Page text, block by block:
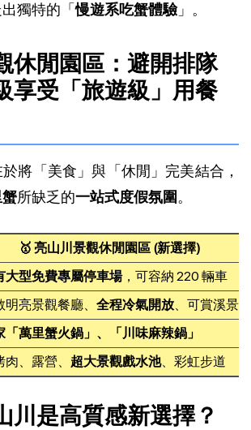
獨特的「慢遊系吃蟹體驗」。
休閒園區：避開排隊
享受「旅遊級」用餐
將「美食」與「休閒」完美結合，
所缺乏的一站式度假氛圍。
🥇 亮山川景觀休閒園區 (新選擇)
大型免費專屬停車場，可容納 220 輛車
明亮景觀餐廳、 全程冷氣開放、可賞溪景
「萬里蟹火鍋」、「川味麻辣鍋」
肉、露營、 超大景觀戲水池、彩虹步道
川是高質感新選擇？